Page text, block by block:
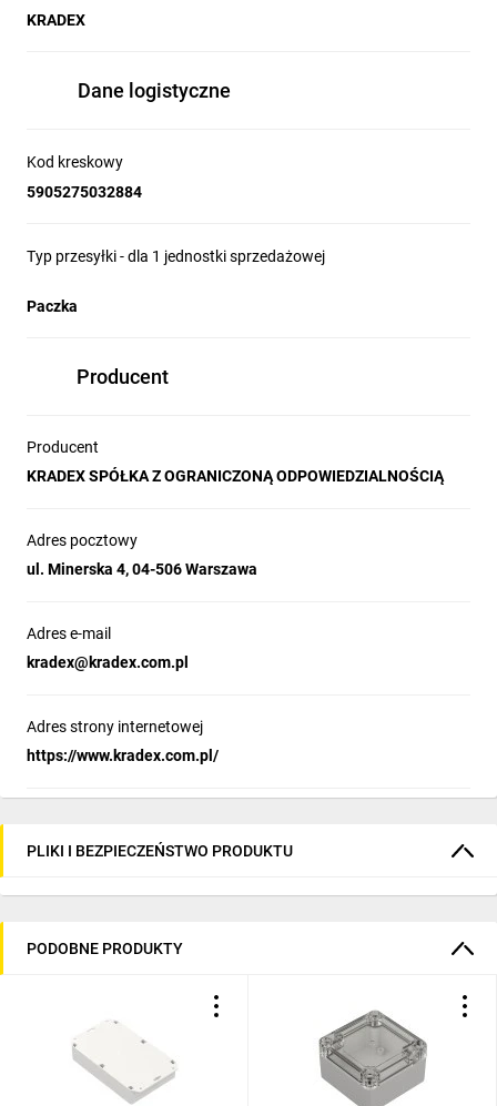
KRADEX
Dane logistyczne
Kod kreskowy
5905275032884
Typ przesyłki - dla 1 jednostki sprzedażowej
Paczka
Producent
Producent
KRADEX SPÓŁKA Z OGRANICZONĄ ODPOWIEDZIALNOŚCIĄ
Adres pocztowy
ul. Minerska 4, 04-506 Warszawa
Adres e-mail
kradex@kradex.com.pl
Adres strony internetowej
https://www.kradex.com.pl/
PLIKI I BEZPIECZEŃSTWO PRODUKTU
PODOBNE PRODUKTY